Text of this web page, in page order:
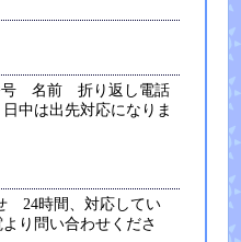
号 名前 折り返し電話
中は出先対応になりま
24時間、対応してい
り問い合わせくださ